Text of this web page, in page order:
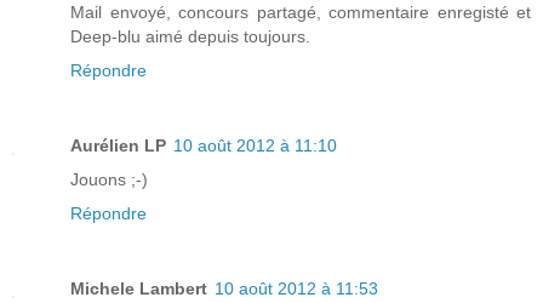
Mail envoyé, concours partagé, commentaire enregisté et
Deep-blu aimé depuis toujours.
Répondre
Aurélien LP 10 août 2012 à 11:10
Jouons ;-)
Répondre
Michele Lambert 10 août 2012 à 11:53